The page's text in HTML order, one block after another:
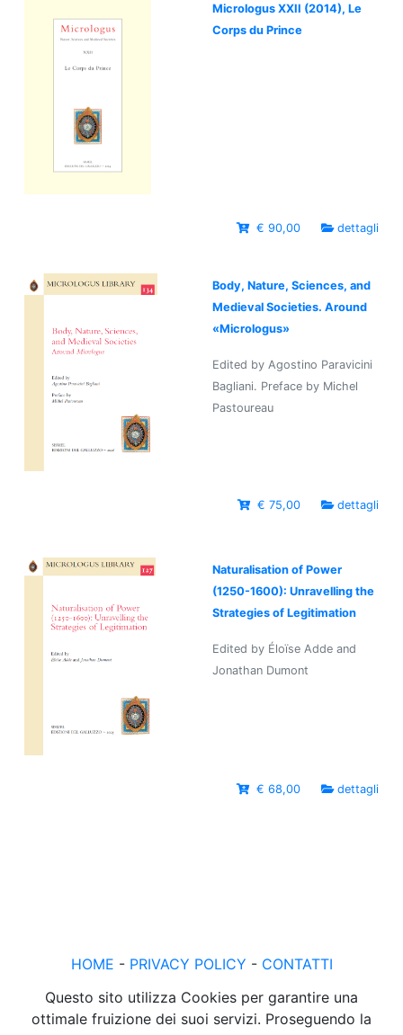
Micrologus XXII (2014), Le
Corps du Prince
€ 90,00 dettagli
Body, Nature, Sciences, and
Medieval Societies. Around
«Micrologus»
Edited by Agostino Paravicini
Bagliani. Preface by Michel
Pastoureau
€ 75,00 dettagli
Naturalisation of Power
(1250-1600): Unravelling the
Strategies of Legitimation
Edited by Éloïse Adde and
Jonathan Dumont
€ 68,00 dettagli
HOME - PRIVACY POLICY - CONTATTI
Questo sito utilizza Cookies per garantire una
ottimale fruizione dei suoi servizi. Proseguendo la